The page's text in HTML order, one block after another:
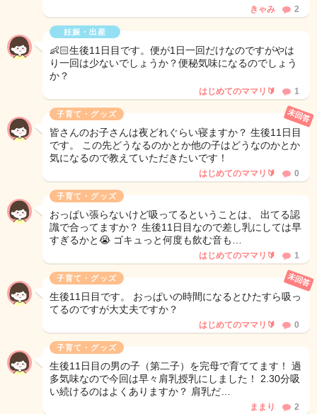
きゃみ 2
妊娠・出産
👶🏻生後11日目です。便が1日一回だけなのですがやは
り一回は少ないでしょうか？便秘気味になるのでしょう
か？
はじめてのママリ🔰 1
子育て・グッズ
皆さんのお子さんは夜どれぐらい寝ますか？ 生後11日目
です。 この先どうなるのかとか他の子はどうなのかとか
気になるので教えていただきたいです！
未回答
はじめてのママリ🔰 0
子育て・グッズ
おっぱい張らないけど吸ってるということは、 出てる認
識で合ってますか？ 生後11日目なので差し乳にしては早
すぎるかと😭 ゴキュっと何度も飲む音も…
はじめてのママリ🔰 1
子育て・グッズ
生後11日目です。 おっぱいの時間になるとひたすら吸っ
てるのですが大丈夫ですか？
未回答
はじめてのママリ🔰 0
子育て・グッズ
生後11日目の男の子（第二子）を完母で育ててます！ 過
多気味なので今回は早々肩乳授乳にしました！ 2.30分吸
い続けるのはよくありますか？ 肩乳だ…
ままり 2